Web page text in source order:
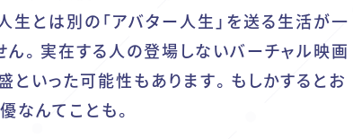
生とは別の「アバター人生」を送る生活が一
。実在する人の登場しないバーチャル映画
いった可能性もあります。もしかするとお
なんてことも。